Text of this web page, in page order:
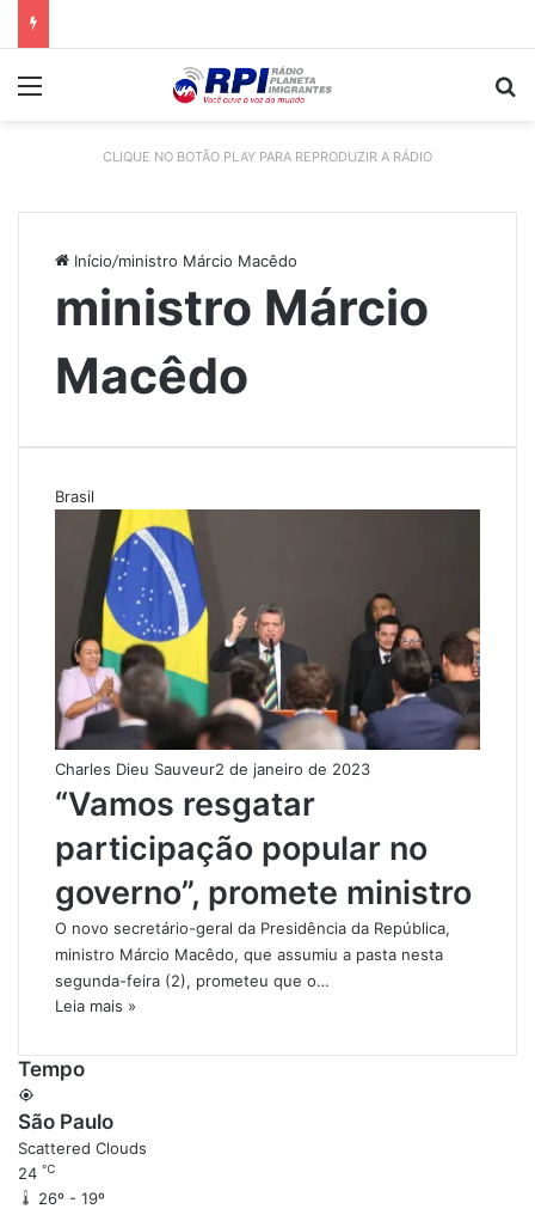
CLIQUE NO BOTÃO PLAY PARA REPRODUZIR A RÁDIO
Início/ministro Márcio Macêdo
ministro Márcio
Macêdo
Brasil
Charles Dieu Sauveur2 de janeiro de 2023
“Vamos resgatar
participação popular no
governo”, promete ministro
O novo secretário-geral da Presidência da República,
ministro Márcio Macêdo, que assumiu a pasta nesta
segunda-feira (2), prometeu que o…
Leia mais »
Tempo
São Paulo
Scattered Clouds
24 ℃
26º - 19º